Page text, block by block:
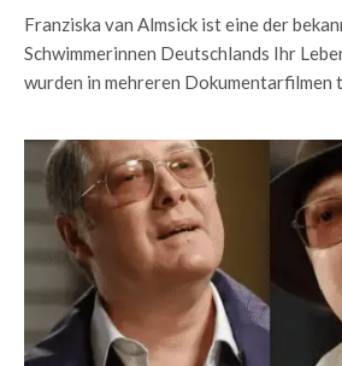
Franziska van Almsick ist eine der
Schwimmerinnen Deutschlands Ihr
wurden in mehreren Dokumentarfilmen